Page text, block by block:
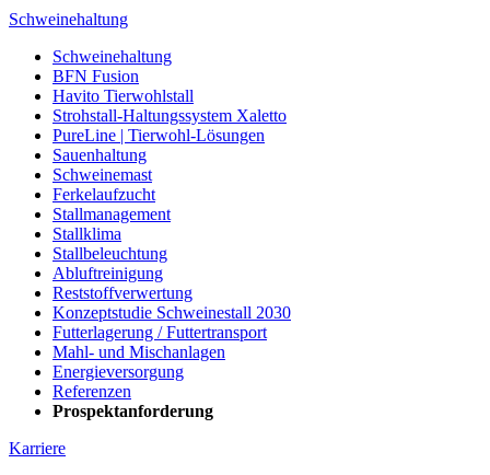
Schweinehaltung
Schweinehaltung
BFN Fusion
Havito Tierwohlstall
Strohstall-Haltungssystem Xaletto
PureLine | Tierwohl-Lösungen
Sauenhaltung
Schweinemast
Ferkelaufzucht
Stallmanagement
Stallklima
Stallbeleuchtung
Abluftreinigung
Reststoffverwertung
Konzeptstudie Schweinestall 2030
Futterlagerung / Futtertransport
Mahl- und Mischanlagen
Energieversorgung
Referenzen
Prospektanforderung
Karriere